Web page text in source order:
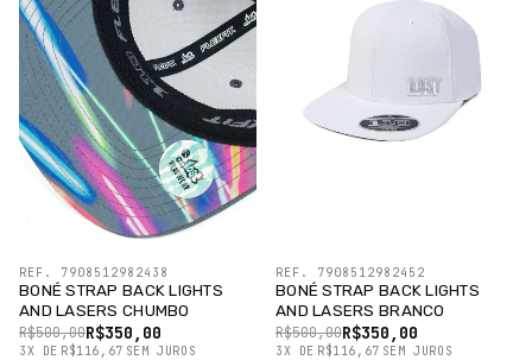
BONÉ STRAP BACK LIGHTS
AND LASERS CHUMBO
R$350,00
R$500,00
3X DE R$116,67 SEM JUROS
REF. 7908512982438
BONÉ STRAP BACK LIGHTS
AND LASERS BRANCO
R$350,00
R$500,00
3X DE R$116,67 SEM JUROS
REF. 7908512982452